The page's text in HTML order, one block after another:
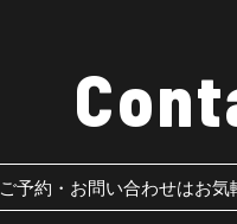
ご予約・お問い合わせはお気